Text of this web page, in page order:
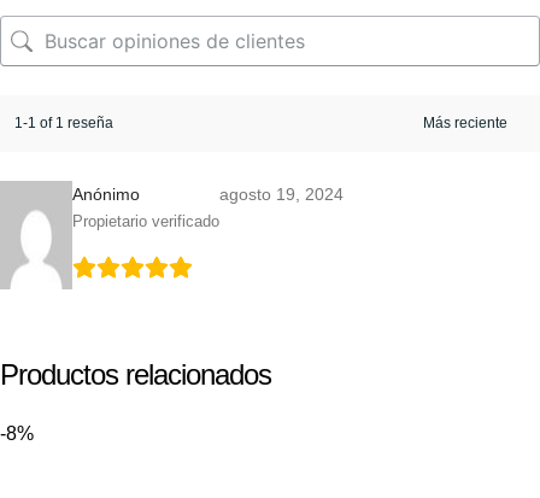
1-1 of 1 reseña
Anónimo
Propietario verificado
agosto 19, 2024
Productos relacionados
-8%